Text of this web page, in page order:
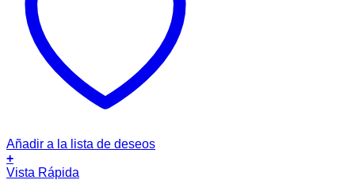
Añadir a la lista de deseos
+
Vista Rápida